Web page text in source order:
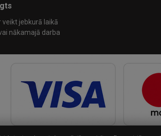
jebkurā laikā
nākamajā darba